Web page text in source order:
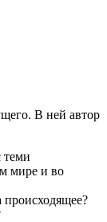
В ней автор
теми
мире и во
происходящее?